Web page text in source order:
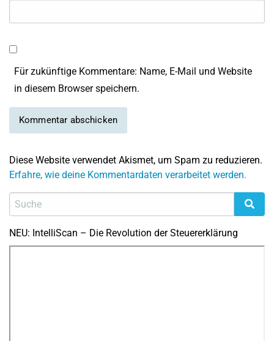
Für zukünftige Kommentare: Name, E-Mail und Website
in diesem Browser speichern.
Diese Website verwendet Akismet, um Spam zu reduzieren.
Erfahre, wie deine Kommentardaten verarbeitet werden.
NEU: IntelliScan – Die Revolution der Steuererklärung